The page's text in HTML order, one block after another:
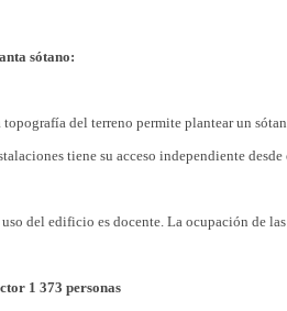
sótano:
topografía del terreno permite plantear un
tiene su acceso independiente desde
del edificio es docente. La ocupación de
1 373 personas